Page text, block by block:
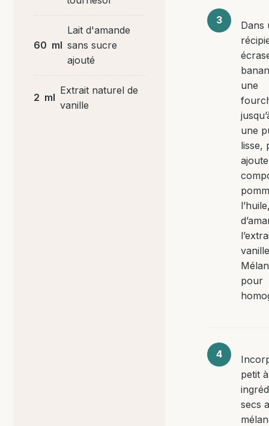
60 ml
Lait d'amande
sans sucre
ajouté
2 ml
Extrait naturel de
vanille
Dans
une
une
lisse,
pour
petit
secs